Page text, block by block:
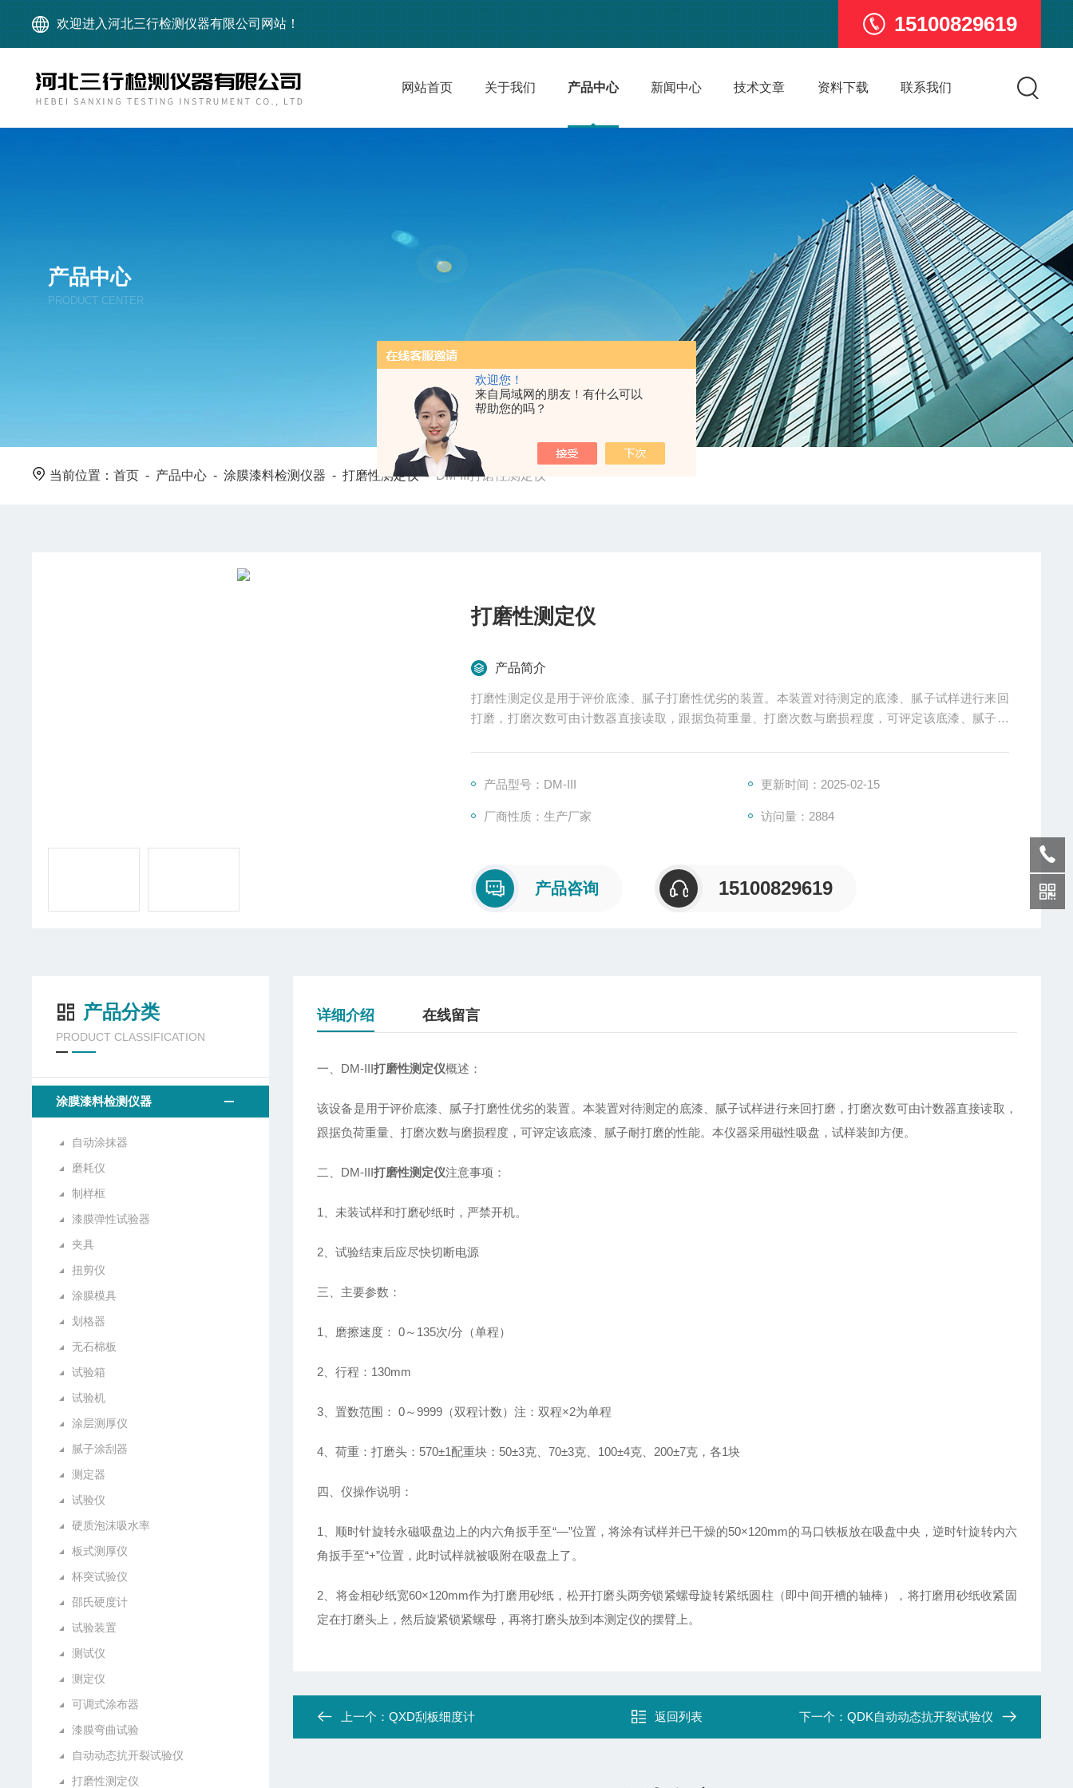
欢迎您！
来自局域网的朋友！有什么可以
帮助您的吗？
欢迎进入河北三行检测仪器有限公司网站！ 15100829619
网站首页 关于我们 产品中心 新闻中心 技术文章 资料下载 联系我们
产品中心
PRODUCT CENTER
当前位置：首页 - 产品中心 -涂膜漆料检测仪器 -打磨性测定仪- DM-III打磨性测定仪
打磨性测定仪
产品简介
打磨性测定仪是用于评价底漆、腻子打磨性优劣的装置。本装置对待测定的底漆、腻子试样进行来回
打磨，打磨次数可由计数器直接读取，跟据负荷重量、打磨次数与磨损程度，可评定该底漆、腻子耐
产品型号：DM-III 更新时间：2025-02-15
厂商性质：生产厂家 访问量：2884
产品咨询 15100829619
产品分类
PRODUCT CLASSIFICATION
涂膜漆料检测仪器
自动涂抹器
磨耗仪
制样框
漆膜弹性试验器
夹具
扭剪仪
涂膜模具
划格器
无石棉板
试验箱
试验机
涂层测厚仪
腻子涂刮器
测定器
试验仪
硬质泡沫吸水率
板式测厚仪
杯突试验仪
邵氏硬度计
试验装置
测试仪
测定仪
可调式涂布器
漆膜弯曲试验
自动动态抗开裂试验仪
打磨性测定仪
详细介绍 在线留言
一、DM-III打磨性测定仪概述：
该设备是用于评价底漆、腻子打磨性优劣的装置。本装置对待测定的底漆、腻子试样进行来回打磨，打磨次数可由计数器直接读取，
跟据负荷重量、打磨次数与磨损程度，可评定该底漆、腻子耐打磨的性能。本仪器采用磁性吸盘，试样装卸方便。
二、DM-III打磨性测定仪注意事项：
1、未装试样和打磨砂纸时，严禁开机。
2、试验结束后应尽快切断电源
三、主要参数：
1、磨擦速度： 0～135次/分（单程）
2、行程：130mm
3、置数范围： 0～9999（双程计数）注：双程×2为单程
4、荷重：打磨头：570±1配重块：50±3克、70±3克、100±4克、200±7克，各1块
四、仪操作说明：
1、顺时针旋转永磁吸盘边上的内六角扳手至“—”位置，将涂有试样并已干燥的50×120mm的马口铁板放在吸盘中央，逆时针旋转内六
角扳手至“+”位置，此时试样就被吸附在吸盘上了。
2、将金相砂纸宽60×120mm作为打磨用砂纸，松开打磨头两旁锁紧螺母旋转紧纸圆柱（即中间开槽的轴棒），将打磨用砂纸收紧固
定在打磨头上，然后旋紧锁紧螺母，再将打磨头放到本测定仪的摆臂上。
上一个：QXD刮板细度计 返回列表 下一个： QDK自动动态抗开裂试验仪